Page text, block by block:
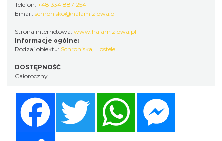
Telefon: +48 334 887 254
Email: schronisko@halamiziowa.pl
Strona internetowa: www.halamiziowa.pl
Informacje ogólne:
Rodzaj obiektu: Schroniska, Hostele
DOSTĘPNOŚĆ
Całoroczny
Twitter WhatsApp